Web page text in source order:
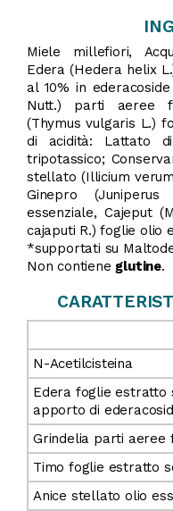
Miele millefiori,
Edera (Hedera helix
al 10% in
Nutt.) parti aeree
(Thymus vulgaris L.)
di acidità: Lattato
tripotassico;
stellato (Illicium
Ginepro
essenziale, Cajeput
cajaputi R.) foglie olio
*supportati su
Non contiene glutine.
N-Acetilcisteina
Edera foglie estratto
apporto di
Grindelia parti aeree
Timo foglie estratto
Anice stellato olio